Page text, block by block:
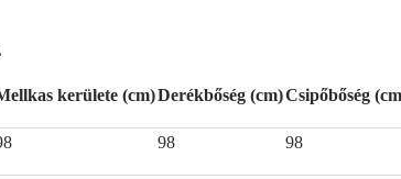
kerülete (cm)Derékbőség (cm)Csipőbőség
98 98